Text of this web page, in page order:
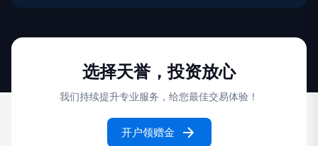
选择天誉，投资放心
我们持续提升专业服务，给您最佳交易体验！
开户领赠金